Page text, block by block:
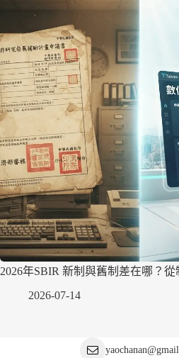
2026年SBIR 新制與舊制差在哪？
2026-07-14